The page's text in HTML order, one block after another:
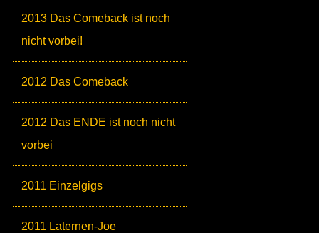
2013 Das Comeback ist noch
nicht vorbei!
2012 Das Comeback
2012 Das ENDE ist noch nicht
vorbei
2011 Einzelgigs
2011 Laternen-Joe